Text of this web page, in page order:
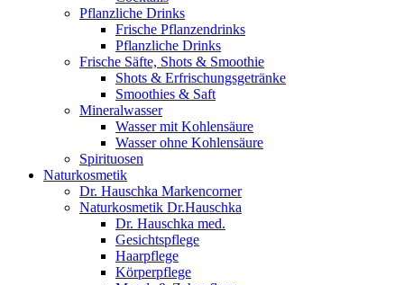
Pflanzliche Drinks
Frische Pflanzendrinks
Pflanzliche Drinks
Frische Säfte, Shots & Smoothie
Shots & Erfrischungsgetränke
Smoothies & Saft
Mineralwasser
Wasser mit Kohlensäure
Wasser ohne Kohlensäure
Spirituosen
Naturkosmetik
Dr. Hauschka Markencorner
Naturkosmetik Dr.Hauschka
Dr. Hauschka med.
Gesichtspflege
Haarpflege
Körperpflege